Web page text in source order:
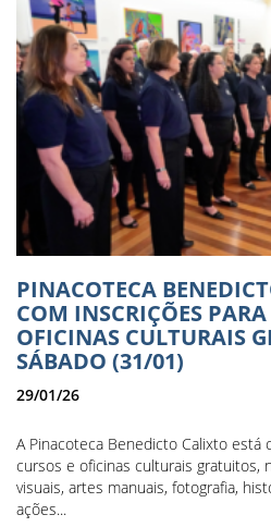
PINACOTECA
COM INSCRIÇÕES PARA
OFICINAS CULTURAIS
SÁBADO (31/01)
29/01/26
A Pinacoteca Benedicto Calixto está
cursos e oficinas culturais gratuitos,
visuais, artes manuais, fotografia,
ações...